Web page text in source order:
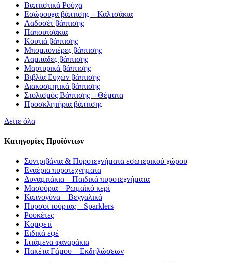
Βαπτιστικά Ρούχα
Εσώρουχα βάπτισης – Καλτσάκια
Λαδοσέτ βάπτισης
Παπουτσάκια
Κουτιά βάπτισης
Μπομπονιέρες βάπτισης
Λαμπάδες βάπτισης
Μαρτυρικά βάπτισης
Βιβλία Ευχών βάπτισης
Διακοσμητικά βάπτισης
Στολισμός Βάπτισης – Θέματα
Προσκλητήρια βάπτισης
Δείτε όλα
Κατηγορίες Προϊόντων
Συντριβάνια & Πυροτεχνήματα εσωτερικού χώρου
Εναέρια πυροτεχνήματα
Δυναμιτάκια – Παιδικά πυροτεχνήματα
Μασούρια – Ρωμαϊκό κερί
Καπνογόνα – Βεγγαλικά
Πυρσοί τούρτας – Sparklers
Ρουκέτες
Κομφετί
Ειδικά εφέ
Ιπτάμενα φαναράκια
Πακέτα Γάμου – Εκδηλώσεων